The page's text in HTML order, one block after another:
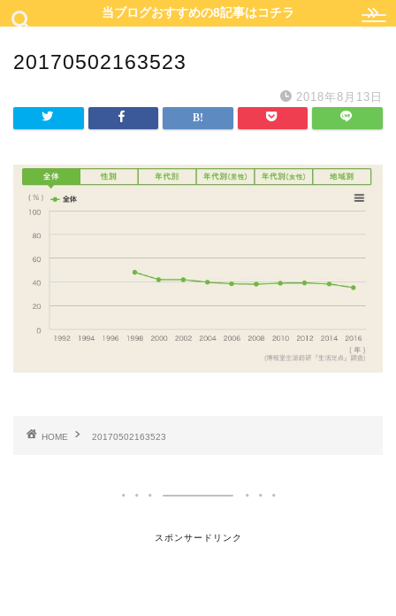
当ブログおすすめの8記事はコチラ
20170502163523
2018年8月13日
HOME 20170502163523
スポンサードリンク